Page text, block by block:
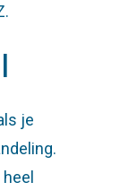
je